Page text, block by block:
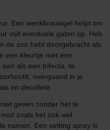
Een wenkbrauwgel helpt om
vult eventuele gaten op. Heb
de zon hebt doorgebracht als
een kleurtje met een
als een trifecta, te
overgaand in je
en decolleté.
geven zonder het te
zoals het ook wel
namen. Een setting spray is